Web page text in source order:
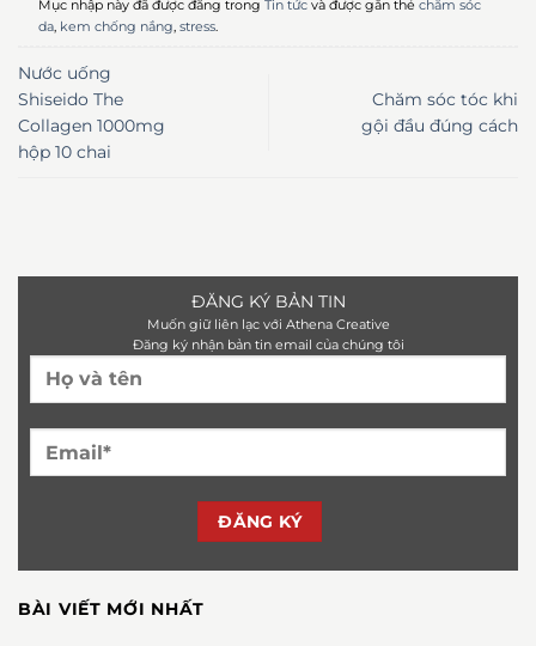
Mục nhập này đã được đăng trong Tin tứcvà được gắn thẻ chăm sóc
da, kem chống nắng, stress.
Nước uống
Shiseido The
Collagen 1000mg
hộp 10 chai
Chăm sóc tóc khi
gội đầu đúng cách
ĐĂNG KÝ BẢN TIN
Muốn giữ liên lạc với Athena Creative
Đăng ký nhận bản tin email của chúng tôi
BÀI VIẾT MỚI NHẤT